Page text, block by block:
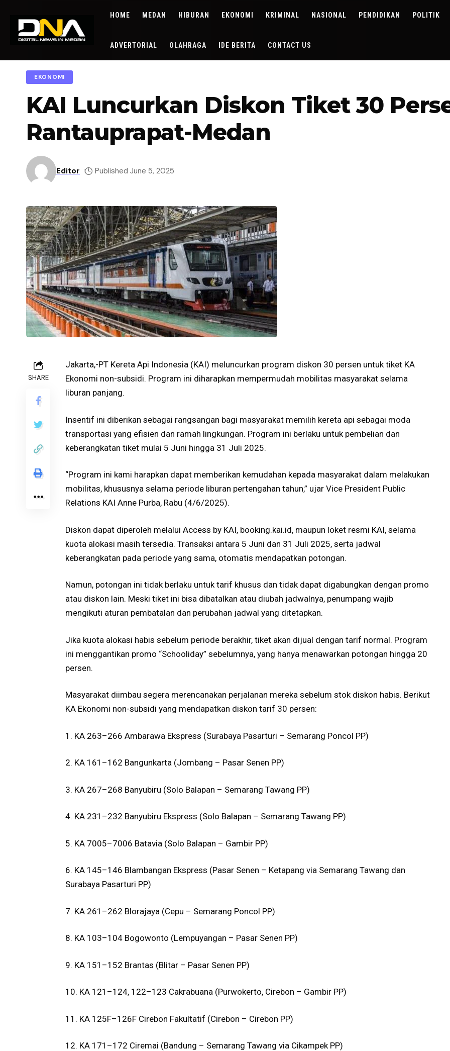
HOME MEDAN HIBURAN EKONOMI KRIMINAL NASIONAL PENDIDIKAN POLITIK
ADVERTORIAL OLAHRAGA IDE BERITA CONTACT US
EKONOMI
KAI Luncurkan Diskon Tiket 30
Rantauprapat-Medan
Editor Published June 5, 2025
SHARE
Jakarta,-PT Kereta Api Indonesia (KAI) meluncurkan program diskon 30 persen untuk tiket KA
Ekonomi non-subsidi. Program ini diharapkan mempermudah mobilitas masyarakat selama
liburan panjang.
Insentif ini diberikan sebagai rangsangan bagi masyarakat memilih kereta api sebagai moda
transportasi yang efisien dan ramah lingkungan. Program ini berlaku untuk pembelian dan
keberangkatan tiket mulai 5 Juni hingga 31 Juli 2025.
“Program ini kami harapkan dapat memberikan kemudahan kepada masyarakat dalam melakukan
mobilitas, khususnya selama periode liburan pertengahan tahun,” ujar Vice President Public
Relations KAI Anne Purba, Rabu (4/6/2025).
Diskon dapat diperoleh melalui Access by KAI, booking.kai.id, maupun loket resmi KAI, selama
kuota alokasi masih tersedia. Transaksi antara 5 Juni dan 31 Juli 2025, serta jadwal
keberangkatan pada periode yang sama, otomatis mendapatkan potongan.
Namun, potongan ini tidak berlaku untuk tarif khusus dan tidak dapat digabungkan dengan promo
atau diskon lain. Meski tiket ini bisa dibatalkan atau diubah jadwalnya, penumpang wajib
mengikuti aturan pembatalan dan perubahan jadwal yang ditetapkan.
Jika kuota alokasi habis sebelum periode berakhir, tiket akan dijual dengan tarif normal. Program
ini menggantikan promo “Schooliday” sebelumnya, yang hanya menawarkan potongan hingga 20
persen.
Masyarakat diimbau segera merencanakan perjalanan mereka sebelum stok diskon habis. Berikut
KA Ekonomi non-subsidi yang mendapatkan diskon tarif 30 persen:
1. KA 263–266 Ambarawa Ekspress (Surabaya Pasarturi – Semarang Poncol PP)
2. KA 161–162 Bangunkarta (Jombang – Pasar Senen PP)
3. KA 267–268 Banyubiru (Solo Balapan – Semarang Tawang PP)
4. KA 231–232 Banyubiru Ekspress (Solo Balapan – Semarang Tawang PP)
5. KA 7005–7006 Batavia (Solo Balapan – Gambir PP)
6. KA 145–146 Blambangan Ekspress (Pasar Senen – Ketapang via Semarang Tawang dan
Surabaya Pasarturi PP)
7. KA 261–262 Blorajaya (Cepu – Semarang Poncol PP)
8. KA 103–104 Bogowonto (Lempuyangan – Pasar Senen PP)
9. KA 151–152 Brantas (Blitar – Pasar Senen PP)
10. KA 121–124, 122–123 Cakrabuana (Purwokerto, Cirebon – Gambir PP)
11. KA 125F–126F Cirebon Fakultatif (Cirebon – Cirebon PP)
12. KA 171–172 Ciremai (Bandung – Semarang Tawang via Cikampek PP)